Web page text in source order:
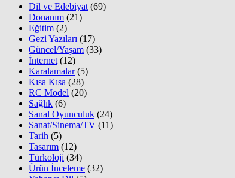
Dil ve Edebiyat (69)
Donanım (21)
Eğitim (2)
Gezi Yazıları (17)
Güncel/Yaşam (33)
İnternet (12)
Karalamalar(5)
Kısa Kısa (28)
RC Model (20)
Sağlık (6)
Sanal Oyunculuk (24)
Sanat/Sinema/TV (11)
Tarih (5)
Tasarım (12)
Türkoloji (34)
Ürün İnceleme (32)